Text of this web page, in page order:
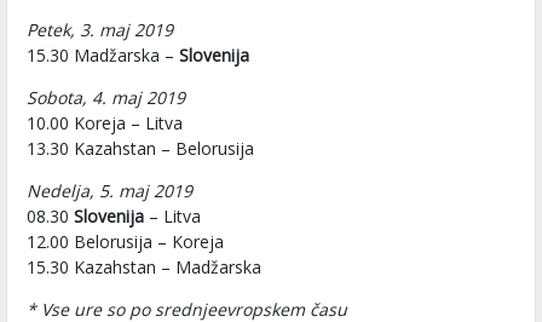
Petek, 3. maj 2019
15.30 Madžarska – Slovenija
Sobota, 4. maj 2019
10.00 Koreja – Litva
13.30 Kazahstan – Belorusija
Nedelja, 5. maj 2019
08.30 Slovenija – Litva
12.00 Belorusija – Koreja
15.30 Kazahstan – Madžarska
* Vse ure so po srednjeevropskem času